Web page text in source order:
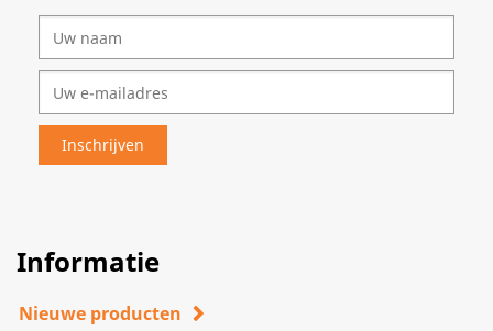
Informatie
Nieuwe producten